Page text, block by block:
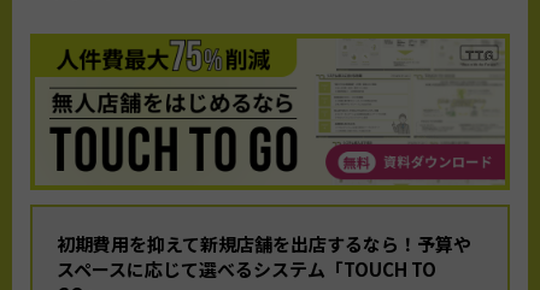
初期費用を抑えて新規店舗を出店するなら！ 予算や
スペースに応じて選べるシステム「TOUCH TO